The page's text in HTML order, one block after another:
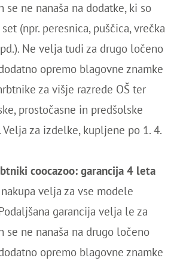
se ne nanaša na dodatke, ki so
(npr. peresnica, puščica, vrečka
Ne velja tudi za drugo ločeno
opremo blagovne znamke
za višje razrede OŠ ter
prostočasne in predšolske
Velja za izdelke, kupljene po 1. 4.
coocazoo: garancija 4 leta
velja za vse modele
garancija velja le za
se ne nanaša na drugo ločeno
opremo blagovne znamke